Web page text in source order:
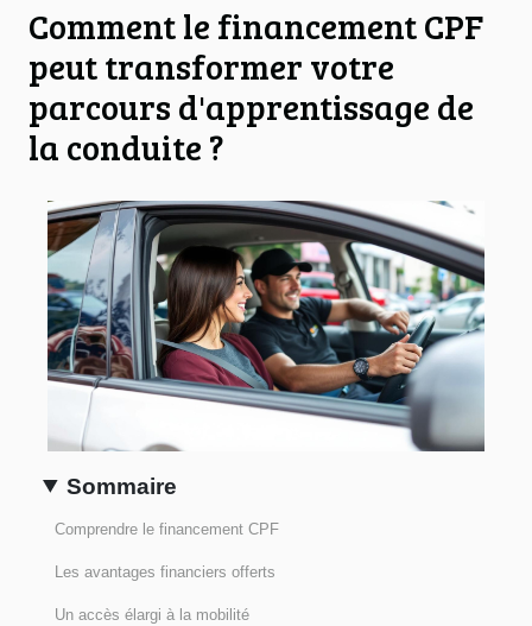
Comment le financement CPF
peut transformer votre
parcours d'apprentissage de
la conduite ?
Sommaire
Comprendre le financement CPF
Les avantages financiers offerts
Un accès élargi à la mobilité